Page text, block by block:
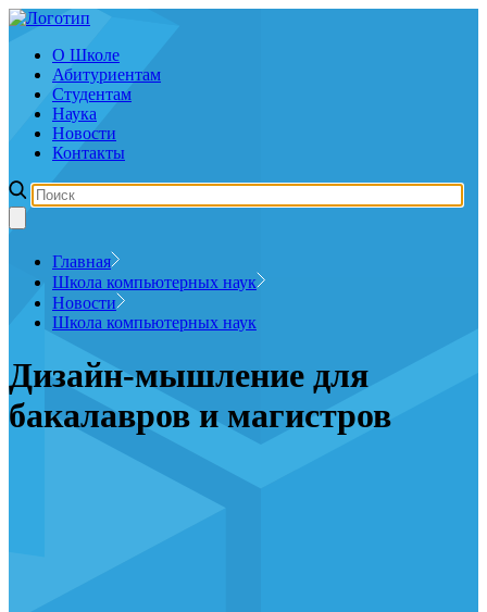
О Школе
Абитуриентам
Студентам
Наука
Новости
Контакты
Главная
Школа компьютерных наук
Новости
Школа компьютерных наук
Дизайн-мышление для
бакалавров и магистров